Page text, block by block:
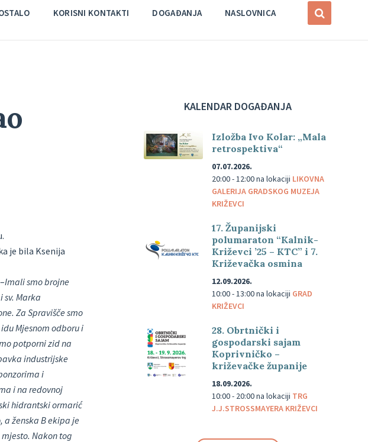
KORISNI KONTAKTI DOGAĐANJA NASLOVNICA
je bila Ksenija
Imali smo brojne
sv. Marka
Za Spravišče smo
Mjesnom odboru i
potporni zid na
industrijske
i
i na redovnoj
hidrantski ormarić
a ženska B ekipa je
Nakon tog
KALENDAR DOGAĐANJA
Izložba Ivo Kolar: „Mala
retrospektiva“
07.07.2026.
20:00 - 12:00na lokaciji LIKOVNA
GALERIJA GRADSKOG MUZEJA
KRIŽEVCI
17. Županijski
polumaraton “Kalnik-
Križevci ’25 – KTC” i 7.
Križevačka osmina
12.09.2026.
10:00 - 13:00na lokaciji GRAD
KRIŽEVCI
28. Obrtnički i
gospodarski sajam
Koprivničko –
križevačke županije
18.09.2026.
10:00 - 20:00na lokaciji TRG
J.J.STROSSMAYERA KRIŽEVCI